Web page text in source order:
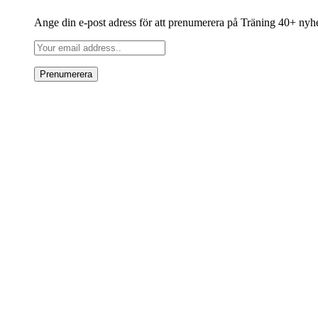
Ange din e-post adress för att prenumerera på Träning 40+